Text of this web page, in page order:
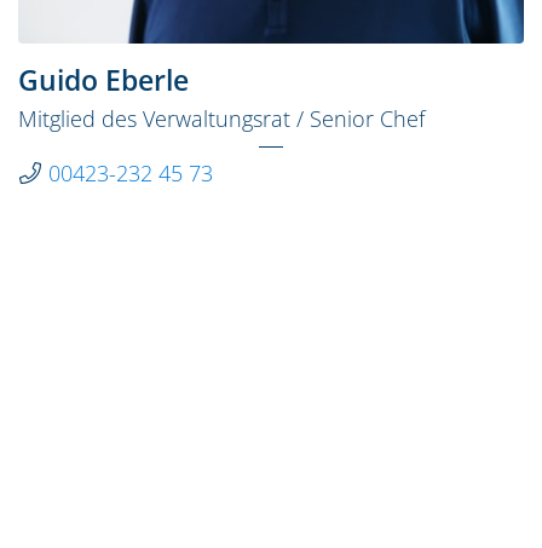
Guido Eberle
Mitglied des Verwaltungsrat / Senior Chef
00423-232 45 73